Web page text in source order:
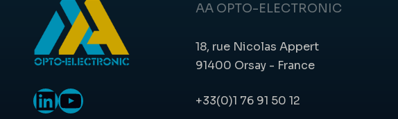
LinkedIn
YouTube
AA OPTO-ELECTRONIC
18, rue Nicolas Appert
91400 Orsay - France
+33(0)1 76 91 50 12